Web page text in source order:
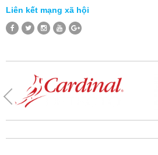
Liên kết mạng xã hội